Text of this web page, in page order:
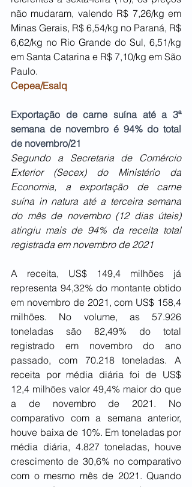
não mudaram, valendo R$ 7,26/kg em
Minas Gerais, R$ 6,54/kg no Paraná, R$
6,62/kg no Rio Grande do Sul, 6,51/kg
em Santa Catarina e R$ 7,10/kg em São
Paulo.
Cepea/Esalq
Exportação de carne suína até a 3ª
semana de novembro é 94% do total
de novembro/21
Segundo a Secretaria de Comércio
Exterior (Secex) do Ministério da
Economia, a exportação de carne
suína in natura até a terceira semana
do mês de novembro (12 dias úteis)
atingiu mais de 94% da receita total
registrada em novembro de 2021
A receita, US$ 149,4 milhões já
representa 94,32% do montante obtido
em novembro de 2021, com US$ 158,4
milhões. No volume, as 57.926
toneladas são 82,49% do total
registrado em novembro do ano
passado, com 70.218 toneladas. A
receita por média diária foi de US$
12,4 milhões valor 49,4% maior do que
a de novembro de 2021. No
comparativo com a semana anterior,
houve baixa de 10%. Em toneladas por
média diária, 4.827 toneladas, houve
crescimento de 30,6% no comparativo
com o mesmo mês de 2021. Quando